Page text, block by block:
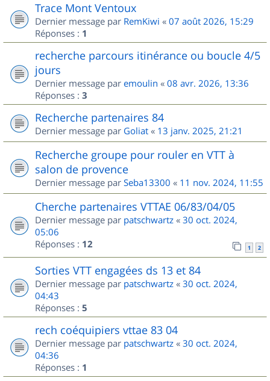
Trace Mont Ventoux
Dernier message par RemKiwi « 07 août 2026, 15:29
Réponses : 1
recherche parcours itinérance ou boucle 4/5
jours
Dernier message par emoulin « 08 avr. 2026, 13:36
Réponses : 3
Recherche partenaires 84
Dernier message par Goliat « 13 janv. 2025, 21:21
Recherche groupe pour rouler en VTT à
salon de provence
Dernier message par Seba13300 « 11 nov. 2024, 11:55
Cherche partenaires VTTAE 06/83/04/05
Dernier message par patschwartz « 30 oct. 2024,
05:06
Réponses : 12 1 2
Sorties VTT engagées ds 13 et 84
Dernier message par patschwartz « 30 oct. 2024,
04:43
Réponses : 5
rech coéquipiers vttae 83 04
Dernier message par patschwartz « 30 oct. 2024,
04:36
Réponses : 1